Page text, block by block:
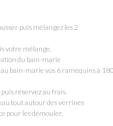
puis mélangez les 2
votre mélange.
du bain-marie
bain-marie vos 6 ramequins à
réservez au frais.
tout autour des verrines
pour les démouler.